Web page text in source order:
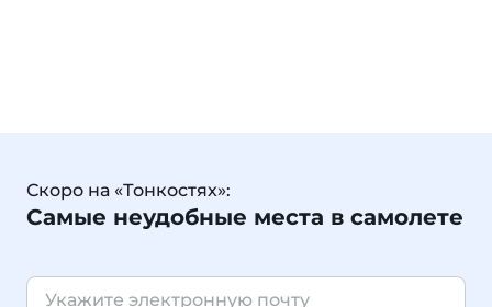
Скоро на «Тонкостях»:
Самые неудобные места в самолете